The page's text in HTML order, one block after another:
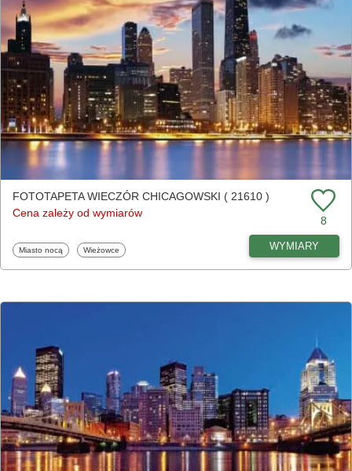
FOTOTAPETA WIECZÓR CHICAGOWSKI ( 21610 )
Cena zależy od wymiarów
8
Fototapety
Miasto nocą Fototapety
Wieżowce WYMIARY